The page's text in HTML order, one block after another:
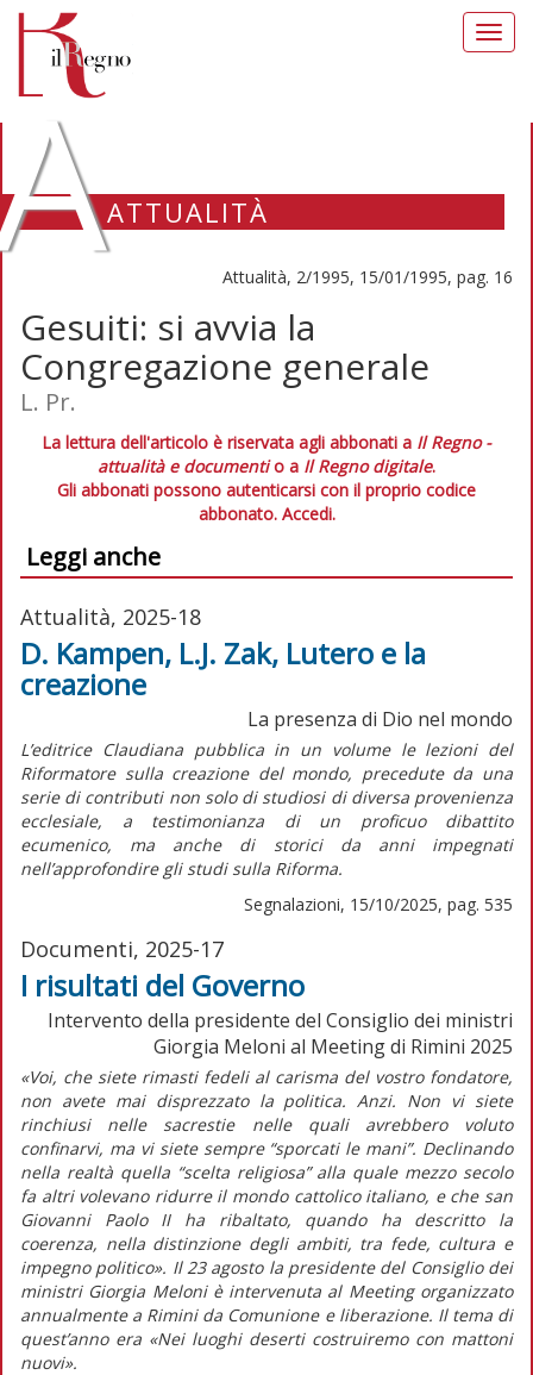
ATTUALITÀ
Attualità, 2/1995, 15/01/1995, pag. 16
Gesuiti: si avvia la
Congregazione generale
L. Pr.
La lettura dell'articolo è riservata agli abbonati a Il Regno -
attualità e documentio a Il Regno digitale.
Gli abbonati possono autenticarsi con il proprio codice
abbonato. Accedi.
Leggi anche
Attualità, 2025-18
D. Kampen, L.J. Zak, Lutero e la
creazione
La presenza di Dio nel mondo
L’editrice Claudiana pubblica in un volume le lezioni del
Riformatore sulla creazione del mondo, precedute da una
serie di contributi non solo di studiosi di diversa provenienza
ecclesiale, a testimonianza di un proficuo dibattito
ecumenico, ma anche di storici da anni impegnati
nell’approfondire gli studi sulla Riforma.
Segnalazioni, 15/10/2025, pag. 535
Documenti, 2025-17
I risultati del Governo
Intervento della presidente del Consiglio dei ministri
Giorgia Meloni al Meeting di Rimini 2025
«Voi, che siete rimasti fedeli al carisma del vostro fondatore,
non avete mai disprezzato la politica. Anzi. Non vi siete
rinchiusi nelle sacrestie nelle quali avrebbero voluto
confinarvi, ma vi siete sempre “sporcati le mani”. Declinando
nella realtà quella “scelta religiosa” alla quale mezzo secolo
fa altri volevano ridurre il mondo cattolico italiano, e che san
Giovanni Paolo II ha ribaltato, quando ha descritto la
coerenza, nella distinzione degli ambiti, tra fede, cultura e
impegno politico». Il 23 agosto la presidente del Consiglio dei
ministri Giorgia Meloni è intervenuta al Meeting organizzato
annualmente a Rimini da Comunione e liberazione. Il tema di
quest’anno era «Nei luoghi deserti costruiremo con mattoni
nuovi».